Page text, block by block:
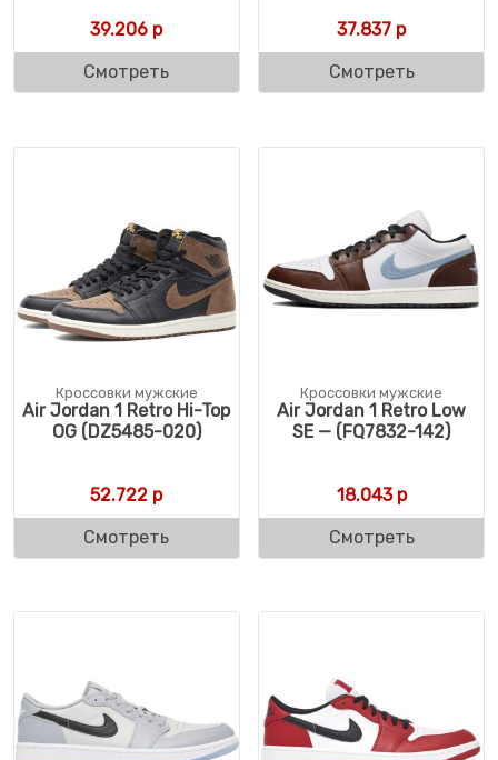
39.206 р
Смотреть
37.837 р
Смотреть
Кроссовки мужские
Air Jordan 1 Retro Hi-Top
OG (DZ5485-020)
52.722 р
Смотреть
Кроссовки мужские
Air Jordan 1 Retro Low
SE — (FQ7832-142)
18.043р
Смотреть